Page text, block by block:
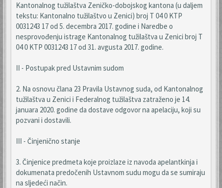
Kantonalnog tužilaštva Zeničko-dobojskog kantona (u daljem
tekstu: Kantonalno tužilaštvo u Zenici) broj T 04 0 KTP
0031243 17 od 5. decembra 2017. godine i Naredbe o
nesprovođenju istrage Kantonalnog tužilaštva u Zenici broj T
04 0 KTP 0031243 17 od 31. avgusta 2017. godine.
II - Postupak pred Ustavnim sudom
2. Na osnovu člana 23 Pravila Ustavnog suda, od Kantonalnog
tužilaštva u Zenici i Federalnog tužilaštva zatraženo je 14.
januara 2020. godine da dostave odgovor na apelaciju, koji su
pozvani i dostavili.
III - Činjenično stanje
3. Činjenice predmeta koje proizlaze iz navoda apelantkinja i
dokumenata predočenih Ustavnom sudu mogu da se sumiraju
na sljedeći način.